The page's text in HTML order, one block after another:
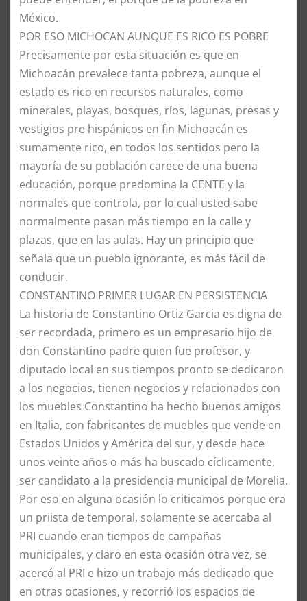
México.
POR ESO MICHOCAN AUNQUE ES RICO ES POBRE
Precisamente por esta situación es que en
Michoacán prevalece tanta pobreza, aunque el
estado es rico en recursos naturales, como
minerales, playas, bosques, ríos, lagunas, presas y
vestigios pre hispánicos en fin Michoacán es
sumamente rico, en todos los sentidos pero la
mayoría de su población carece de una buena
educación, porque predomina la CENTE y la
normales que controla, por lo cual usted sabe
normalmente pasan más tiempo en la calle y
plazas, que en las aulas. Hay un principio que
señala que un pueblo ignorante, es más fácil de
conducir.
CONSTANTINO PRIMER LUGAR EN PERSISTENCIA
La historia de Constantino Ortiz Garcia es digna de
ser recordada, primero es un empresario hijo de
don Constantino padre quien fue profesor, y
diputado local en sus tiempos pronto se dedicaron
a los negocios, tienen negocios y relacionados con
los muebles Constantino ha hecho buenos amigos
en Italia, con fabricantes de muebles que vende en
Estados Unidos y América del sur, y desde hace
unos veinte años o más ha buscado cíclicamente,
ser candidato a la presidencia municipal de Morelia.
Por eso en alguna ocasión lo criticamos porque era
un priista de temporal, solamente se acercaba al
PRI cuando eran tiempos de campañas
municipales, y claro en esta ocasión otra vez, se
acercó al PRI e hizo un trabajo más dedicado que
en otras ocasiones, y recorrió los espacios de